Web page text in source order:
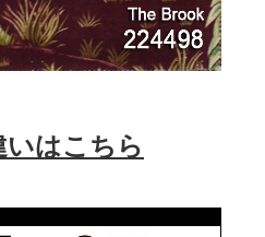
いはこちら